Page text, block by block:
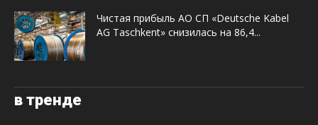
Чистая прибыль АО СП «Deutsche Kabel
AG Taschkent» снизилась на 86,4...
в тренде